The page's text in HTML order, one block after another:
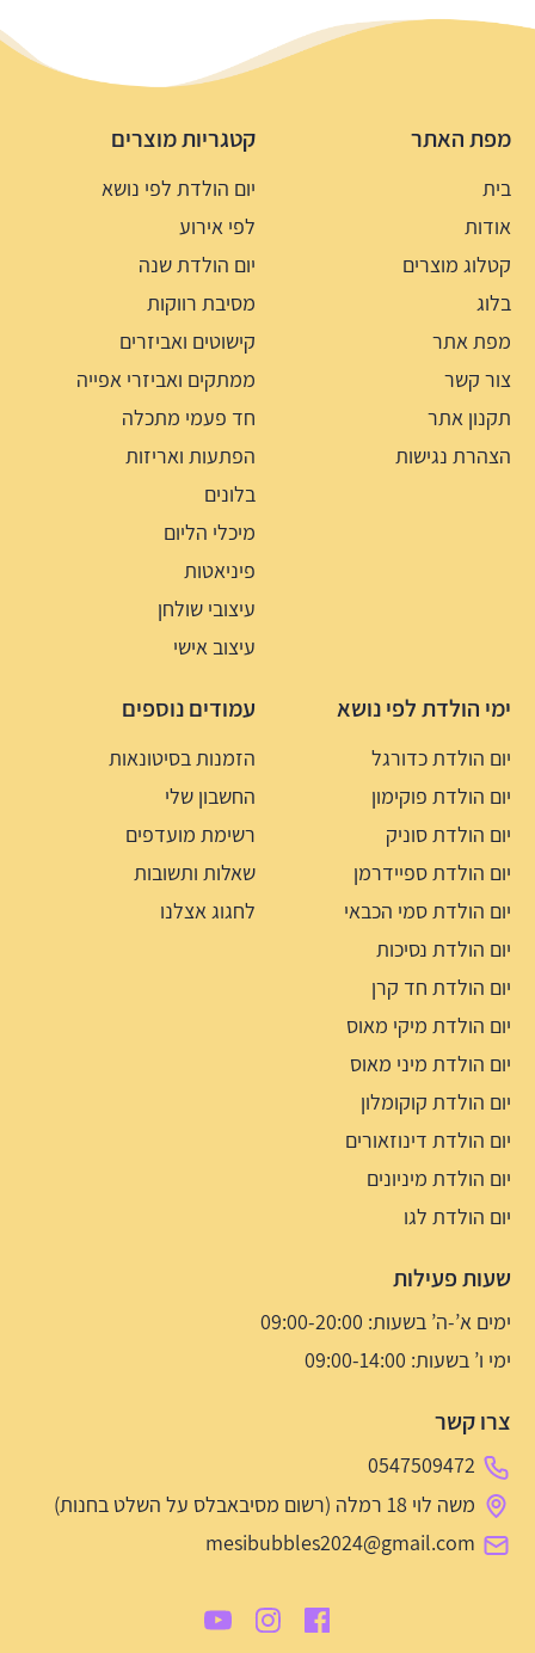
מפת האתר
בית
אודות
קטלוג מוצרים
בלוג
מפת אתר
צור קשר
תקנון אתר
הצהרת נגישות
קטגריות מוצרים
יום הולדת לפי נושא
לפי אירוע
יום הולדת שנה
מסיבת רווקות
קישוטים ואביזרים
ממתקים ואביזרי אפייה
חד פעמי מתכלה
הפתעות ואריזות
בלונים
מיכלי הליום
פיניאטות
עיצובי שולחן
עיצוב אישי
ימי הולדת לפי נושא
יום הולדת כדורגל
יום הולדת פוקימון
יום הולדת סוניק
יום הולדת ספיידרמן
יום הולדת סמי הכבאי
יום הולדת נסיכות
יום הולדת חד קרן
יום הולדת מיקי מאוס
יום הולדת מיני מאוס
יום הולדת קוקומלון
יום הולדת דינוזאורים
יום הולדת מיניונים
יום הולדת לגו
עמודים נוספים
הזמנות בסיטונאות
החשבון שלי
רשימת מועדפים
שאלות ותשובות
לחגוג אצלנו
שעות פעילות
ימים א’-ה’ בשעות: 09:00-20:00
ימי ו’ בשעות: 09:00-14:00
צרו קשר
0547509472
משה לוי 18 רמלה (רשום מסיבאבלס על השלט בחנות)
mesibubbles2024@gmail.com